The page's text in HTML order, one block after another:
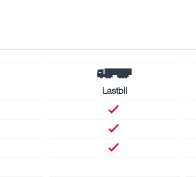
Lastbil